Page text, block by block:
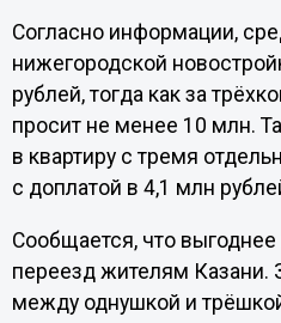
Согласно информации,
нижегородской
рублей, тогда как за
просит не менее 10 млн.
в квартиру с тремя
с доплатой в 4,1 млн
Сообщается, что
переезд жителям Казани.
между однушкой и